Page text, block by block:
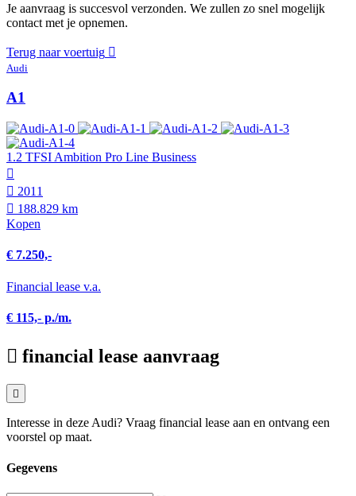
Je aanvraag is succesvol verzonden. We zullen zo snel mogelijk
contact met je opnemen.
Terug naar voertuig
Audi
A1
1.2 TFSI Ambition Pro Line Business
2011
188.829 km
Kopen
€ 7.250,-
Financial lease v.a.
€ 115,- p./m.
financial lease aanvraag
Interesse in deze Audi? Vraag financial lease aan en ontvang een
voorstel op maat.
Gegevens